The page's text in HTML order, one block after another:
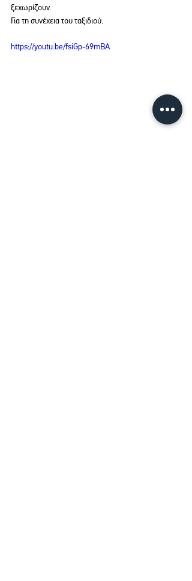
ξεχωρίζουν.
Για τη συνέχεια του ταξιδιού.
https://youtu.be/fsiGp-69mBA